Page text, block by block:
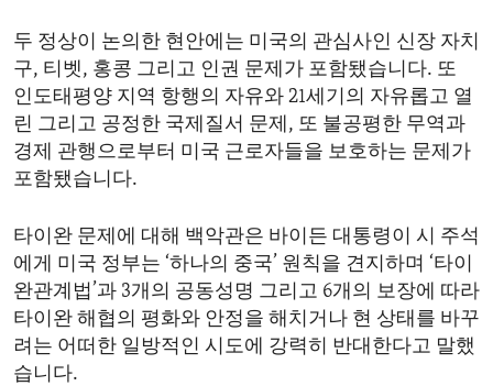
두 정상이 논의한 현안에는 미국의 관심사인 신장 자치
구, 티벳, 홍콩 그리고 인권 문제가 포함됐습니다. 또
인도태평양 지역 항행의 자유와 21세기의 자유롭고 열
린 그리고 공정한 국제질서 문제, 또 불공평한 무역과
경제 관행으로부터 미국 근로자들을 보호하는 문제가
포함됐습니다.
타이완 문제에 대해 백악관은 바이든 대통령이 시 주석
에게 미국 정부는 ‘하나의 중국’ 원칙을 견지하며 ‘타이
완관계법’과 3개의 공동성명 그리고 6개의 보장에 따라
타이완 해협의 평화와 안정을 해치거나 현 상태를 바꾸
려는 어떠한 일방적인 시도에 강력히 반대한다고 말했
습니다.